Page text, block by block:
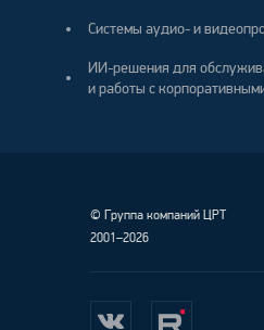
Системы аудио- и
ИИ-решения для
и работы с
© Группа компаний ЦРТ
2001–2026